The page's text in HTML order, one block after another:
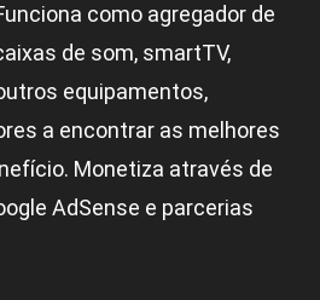
como agregador de
de som, smartTV,
equipamentos,
a encontrar as melhores
Monetiza através de
AdSense e parcerias